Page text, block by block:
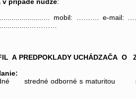
mobil: …….… e-
A PREDPOKLADY UCHÁDZAČA O
:
stredné odborné s maturitou